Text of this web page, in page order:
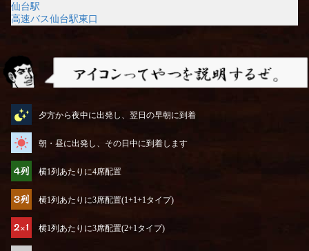
仙台駅
高速バス仙台駅東口
夕方から夜中に出発し、翌日の早朝に到着
朝・昼に出発し、その日中に到着します
横1列あたりに4席配置
横1列あたりに3席配置(1+1+1タイプ)
横1列あたりに3席配置(2+1タイプ)